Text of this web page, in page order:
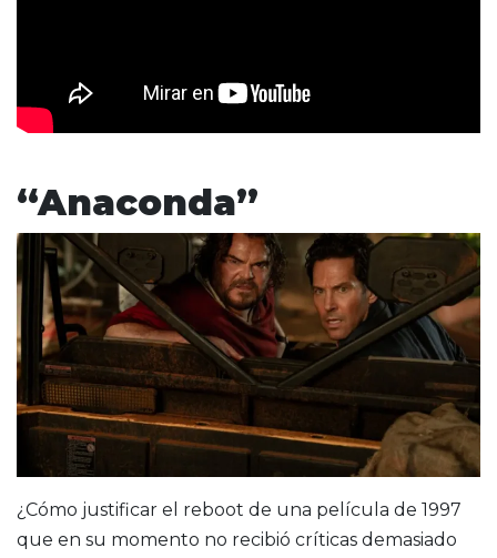
“Anaconda”
¿Cómo justificar el reboot de una película de 1997
que en su momento no recibió críticas demasiado